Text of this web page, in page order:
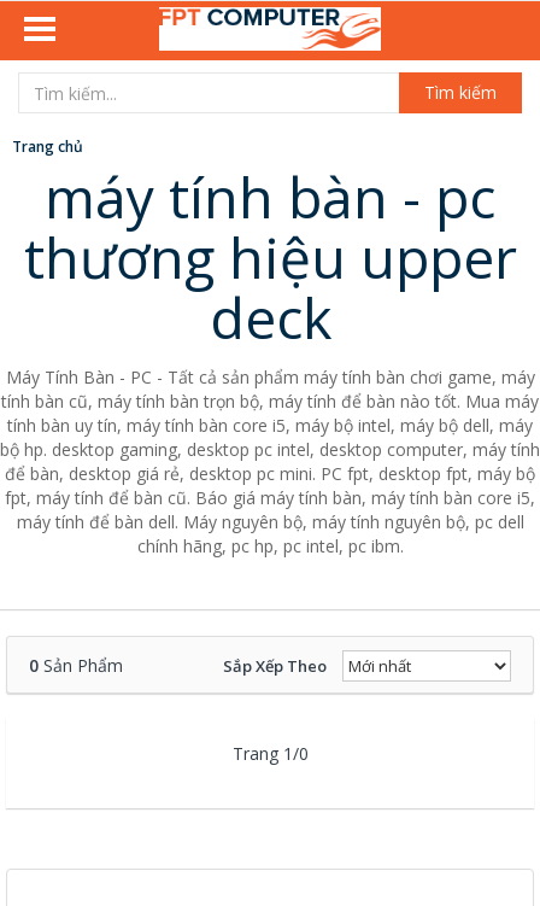
Tìm kiếm
Trang chủ
máy tính bàn - pc
thương hiệu upper
deck
Máy Tính Bàn - PC - Tất cả sản phẩm máy tính bàn chơi game, máy
tính bàn cũ, máy tính bàn trọn bộ, máy tính để bàn nào tốt. Mua máy
tính bàn uy tín, máy tính bàn core i5, máy bộ intel, máy bộ dell, máy
bộ hp. desktop gaming, desktop pc intel, desktop computer, máy tính
để bàn, desktop giá rẻ, desktop pc mini. PC fpt, desktop fpt, máy bộ
fpt, máy tính để bàn cũ. Báo giá máy tính bàn, máy tính bàn core i5,
máy tính để bàn dell. Máy nguyên bộ, máy tính nguyên bộ, pc dell
chính hãng, pc hp, pc intel, pc ibm.
0 Sản Phẩm Sắp Xếp Theo
Trang 1/0